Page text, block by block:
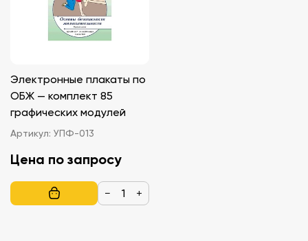
Электронные плакаты по
ОБЖ — комплект 85
графических модулей
Артикул: УПФ-013
Цена по запросу
− +